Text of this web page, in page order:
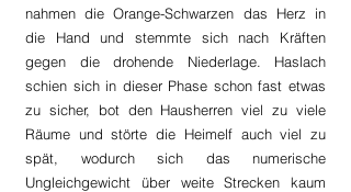
nahmen die Orange-Schwarzen das Herz in
die Hand und stemmte sich nach Kräften
gegen die drohende Niederlage. Haslach
schien sich in dieser Phase schon fast etwas
zu sicher, bot den Hausherren viel zu viele
Räume und störte die Heimelf auch viel zu
spät, wodurch sich das numerische
Ungleichgewicht über weite Strecken kaum